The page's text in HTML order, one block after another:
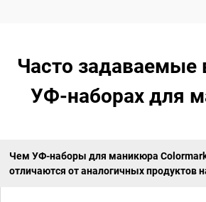
Часто задаваемые
УФ-наборах для
Чем УФ-наборы для маникюра
отличаются от аналогичных продуктов